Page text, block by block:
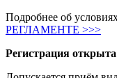
Подробнее об
РЕГЛАМЕНТЕ >>>
Регистрация